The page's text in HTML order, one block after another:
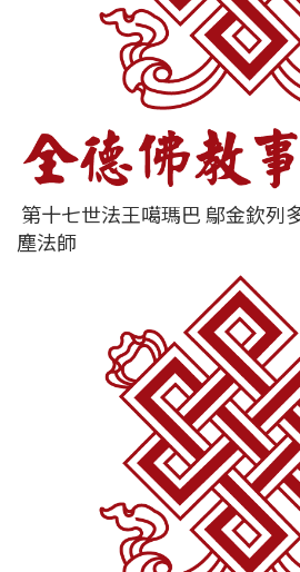
第十七世法王噶瑪巴 鄔金欽列
塵法師